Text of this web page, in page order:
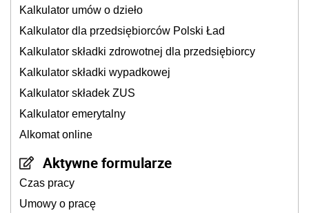
Kalkulator umów o dzieło
Kalkulator dla przedsiębiorców Polski Ład
Kalkulator składki zdrowotnej dla przedsiębiorcy
Kalkulator składki wypadkowej
Kalkulator składek ZUS
Kalkulator emerytalny
Alkomat online
Aktywne formularze
Czas pracy
Umowy o pracę